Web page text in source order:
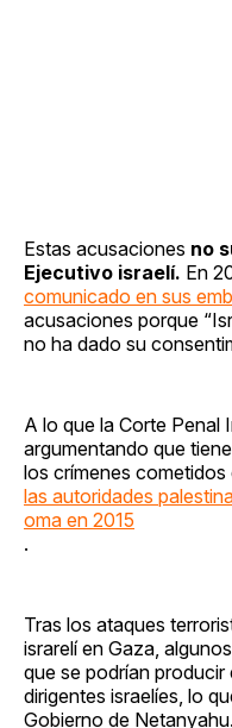
Estas acusaciones no
Ejecutivo israelí. En
comunicado en sus
acusaciones porque
no ha dado su
A lo que la Corte Penal
argumentando que
los crímenes
las autoridades
oma en 2015
.
Tras los ataques
israrelí en Gaza,
que se podrían
dirigentes israelíes, lo
Gobierno de Netanyahu.